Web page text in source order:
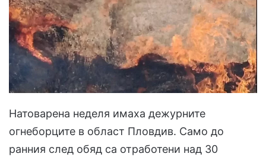
Натоварена неделя имаха дежурните
огнеборците в област Пловдив. Само до
ранния след обяд са отработени над 30